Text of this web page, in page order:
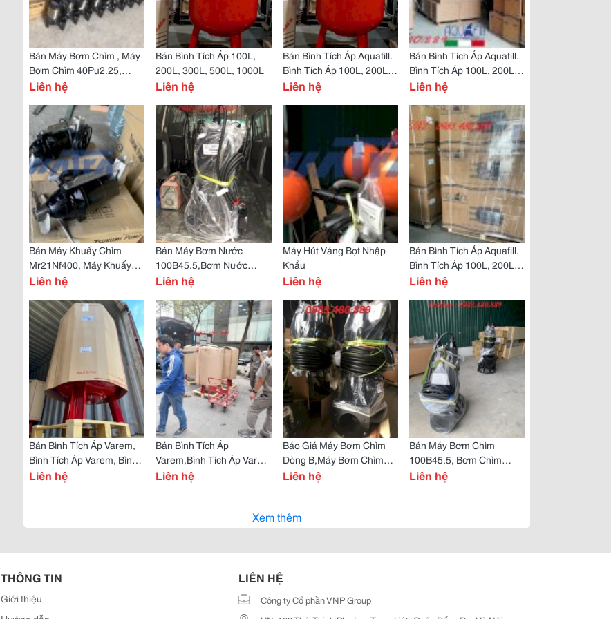
Bán Máy Bơm Chìm , Máy
Bơm Chìm 40Pu2.25,
50Pu2.4
Liên hệ
Bán Bình Tích Áp 100L,
200L, 300L, 500L, 1000L
Liên hệ
Bán Bình Tích Áp Aquafill.
Bình Tích Áp 100L, 200L,
300L, 500L, 1000L
Liên hệ
Bán Bình Tích Áp Aquafill.
Bình Tích Áp 100L, 200L,
300L, Bình Tích Áp
Liên hệ
Bán Máy Khuấy Chìm
Mr21Nf400, Máy Khuấy
Chìm Mr21Nf750
Liên hệ
Bán Máy Bơm Nước
100B45.5,Bơm Nước
Sạch 100B47.5, Bơm Cấp
Liên hệ
Máy Hút Váng Bọt Nhập
Khẩu
Liên hệ
Bán Bình Tích Áp Aquafill.
Bình Tích Áp 100L, 200L,
300L, 500L
Liên hệ
Bán Bình Tích Áp Varem,
Bình Tích Áp Varem, Bình
Tích Áp Nhập Khẩu
Liên hệ
Bán Bình Tích Áp
Varem,Bình Tích Áp Varem
Nhập Khẩu, Bình Tích Áp
Liên hệ
Báo Giá Máy Bơm Chìm
Dòng B,Máy Bơm Chìm
Tsurumi Nhập Khẩu, Bơm
Liên hệ
Bán Máy Bơm Chìm
100B45.5, Bơm Chìm
100B43.7, Bơm Chìm
Liên hệ
Xem thêm
THÔNG TIN
Giới thiệu
LIÊN HỆ
Công ty Cổ phần VNP Group